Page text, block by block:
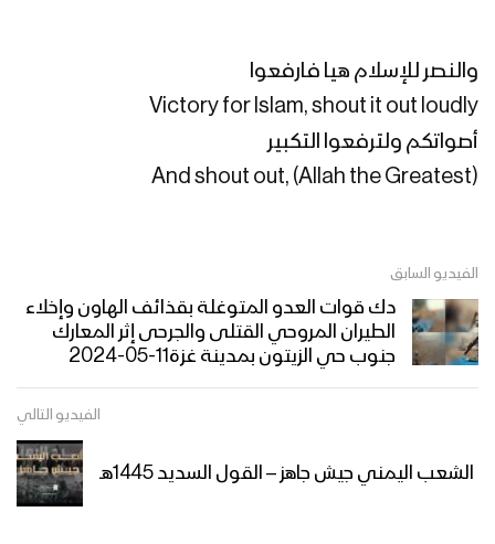
مونتاج زامل | مبدأ البراءة – عيسى الليث
1444هـ
هو العنوان – القول السديد 1444هـ
لحج – رسائل المجاهدين المرابطين في
جبهة القبيطة في الذكرى السنوية للصرخة
– 1444هـ
والنصر للإسلام هيا فارفعوا
Victory for Islam, shout it out loudly
أصواتكم ولترفعوا التكبير
And shout out, (Allah the Greatest)
الفيديو السابق
دك قوات العدو المتوغلة بقذائف الهاون وإخلاء
الطيران المروحي القتلى والجرحى إثر المعارك
جنوب حي الزيتون بمدينة غزة11-05-2024
الفيديو التالي
الشعب اليمني جيش جاهز – القول السديد 1445هـ